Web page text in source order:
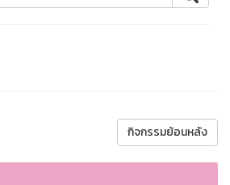
กิจกรรมย้อนหลัง